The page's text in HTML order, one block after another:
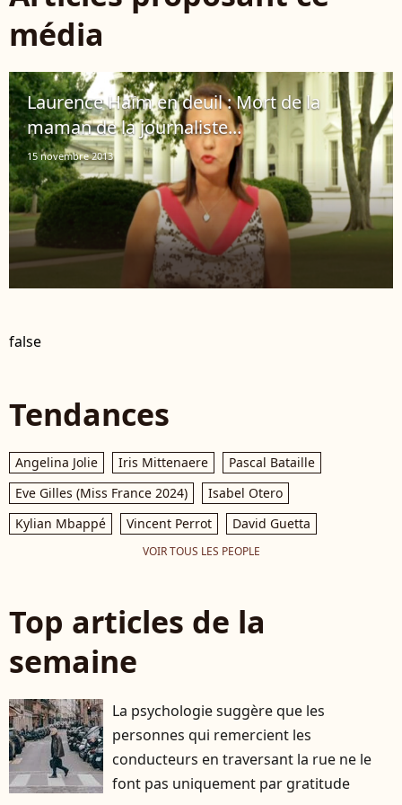
média
Laurence Haïm en deuil : Mort de la
maman de la journaliste...
15 novembre 2013
false
Tendances
Angelina Jolie Iris Mittenaere
Pascal Bataille
Eve Gilles (Miss France 2024)
Isabel Otero
Kylian Mbappé
Vincent Perrot David Guetta
VOIR TOUS LES PEOPLE
Top articles de la
semaine
La psychologie suggère que les
personnes qui remercient les
conducteurs en traversant la rue ne le
font pas uniquement par gratitude